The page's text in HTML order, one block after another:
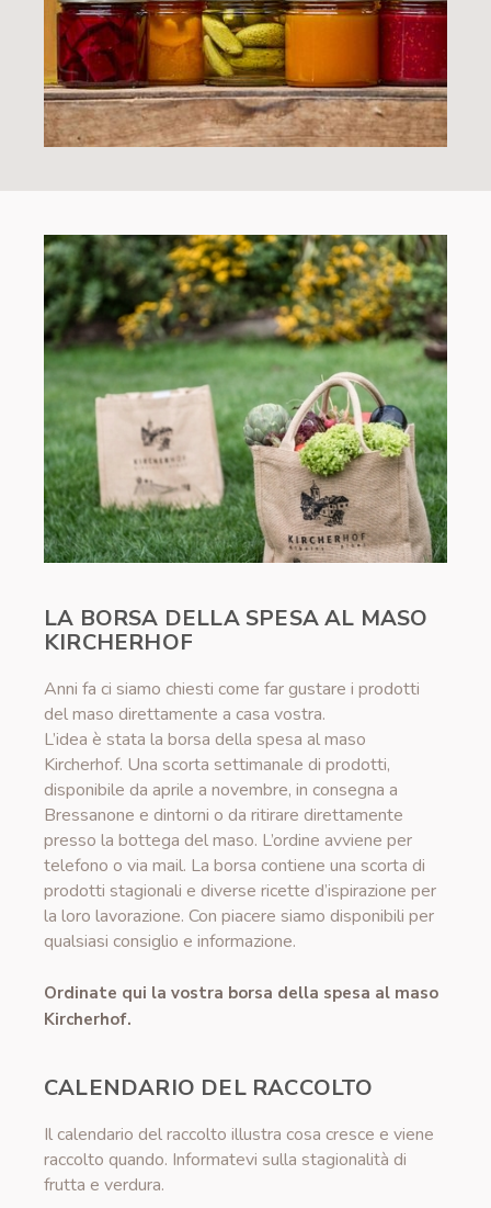
LA BORSA DELLA SPESA AL MASO
KIRCHERHOF
Anni fa ci siamo chiesti come far gustare i prodotti
del maso direttamente a casa vostra.
L’idea è stata la borsa della spesa al maso
Kircherhof. Una scorta settimanale di prodotti,
disponibile da aprile a novembre, in consegna a
Bressanone e dintorni o da ritirare direttamente
presso la bottega del maso. L’ordine avviene per
telefono o via mail. La borsa contiene una scorta di
prodotti stagionali e diverse ricette d’ispirazione per
la loro lavorazione. Con piacere siamo disponibili per
qualsiasi consiglio e informazione.
Ordinate qui la vostra borsa della spesa al maso
Kircherhof.
CALENDARIO DEL RACCOLTO
Il calendario del raccolto illustra cosa cresce e viene
raccolto quando. Informatevi sulla stagionalità di
frutta e verdura.